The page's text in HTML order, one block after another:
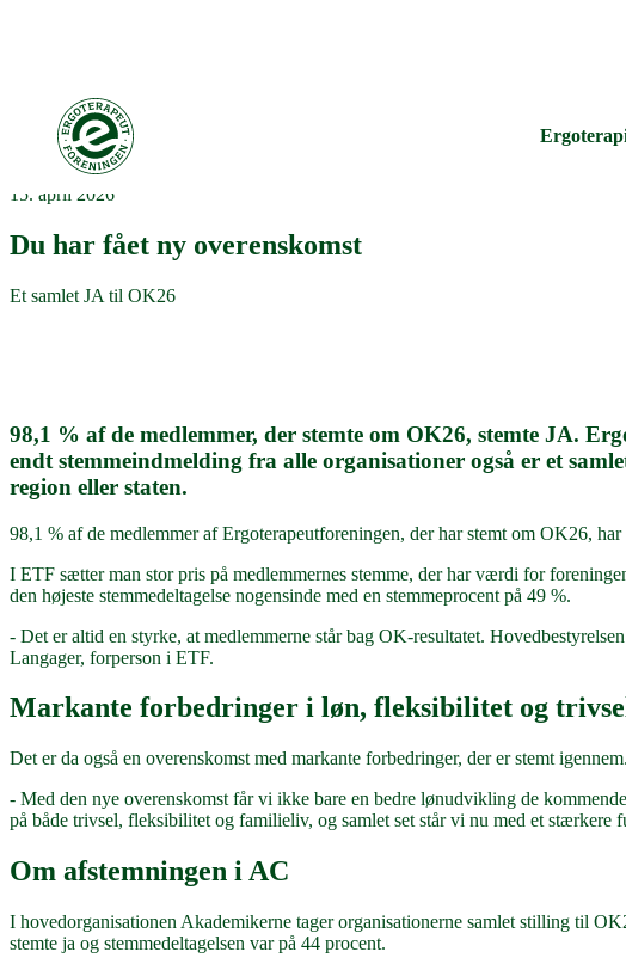
15. april 2026
Du har fået ny overenskomst
Et samlet JA til OK26
98,1 % af de medlemmer, der stemte om OK26, stemte JA.
endt stemmeindmelding fra alle organisationer også er et
region eller staten.
98,1 % af de medlemmer af Ergoterapeutforeningen, der har stemt om OK26,
I ETF sætter man stor pris på medlemmernes stemme, der har værdi for
den højeste stemmedeltagelse nogensinde med en stemmeprocent på 49 %.
- Det er altid en styrke, at medlemmerne står bag OK-resultatet.
Langager, forperson i ETF.
Markante forbedringer i løn, fleksibilitet og
Det er da også en overenskomst med markante forbedringer, der er stemt igennem.
- Med den nye overenskomst får vi ikke bare en bedre lønudvikling de
på både trivsel, fleksibilitet og familieliv, og samlet set står vi nu med et
Om afstemningen i AC
I hovedorganisationen Akademikerne tager organisationerne samlet stilling til
stemte ja og stemmedeltagelsen var på 44 procent.